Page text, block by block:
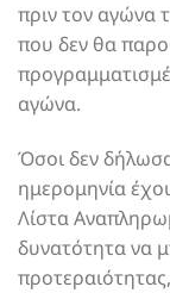
πριν τον αγώνα
που δεν θα
αγώνα.
Όσοι δεν
ημερομηνία
Λίστα
δυνατότητα να